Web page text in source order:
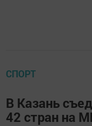
СПОРТ
В Казань
42 стран на